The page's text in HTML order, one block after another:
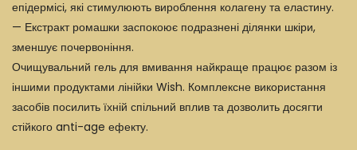
епідермісі, які стимулюють вироблення колагену та еластину.
— Екстракт ромашки заспокоює подразнені ділянки шкіри,
зменшує почервоніння.
Очищувальний гель для вмивання найкраще працює разом із
іншими продуктами лінійки Wish. Комплексне використання
засобів посилить їхній спільний вплив та дозволить досягти
стійкого anti-age ефекту.